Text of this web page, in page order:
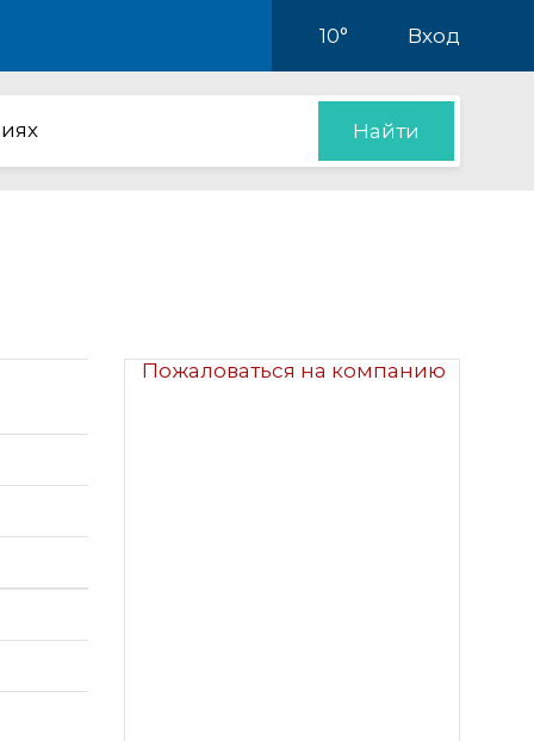
10° Вход
Найти
Пожаловаться на компанию